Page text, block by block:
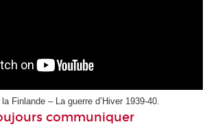
Finlande – La guerre d’Hiver 1939-40.
communiquer